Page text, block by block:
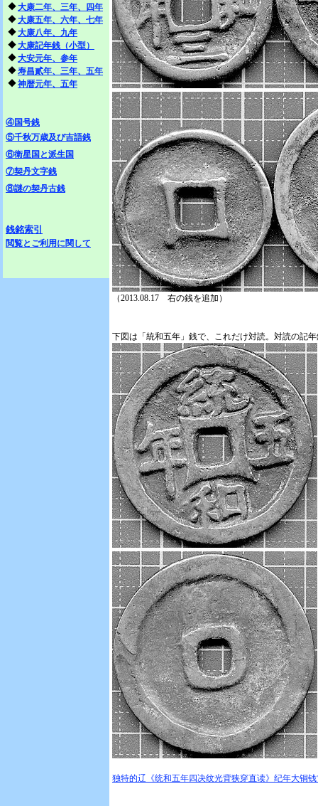
（2013.08.17 右の銭を追加）
下図は「統和五年」銭で、これだけ対読。対読の記
独特的辽《统和五年四决纹光背狭穿直读》纪年大铜
◆大康二年、三年、四年
◆大康五年、六年、七年
◆大康八年、九年
◆大康記年銭（小型）
◆大安元年、参年
◆寿昌貳年、三年、五年
◆神暦元年、五年
④国号銭
⑤千秋万歳及び吉語銭
⑥衛星国と派生国
⑦契丹文字銭
⑧謎の契丹古銭
銭銘索引
閲覧とご利用に関して